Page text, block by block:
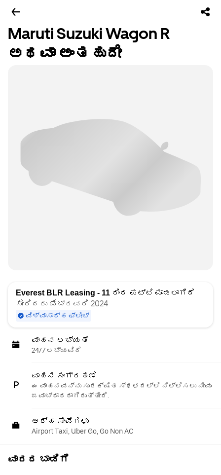
Maruti Suzuki Wagon R
ಅಥವಾ ಅಂತಹುದೇ
Everest BLR Leasing - 11 ರಿಂದ ಪಟ್ಟಿ ಮಾಡಲಾಗಿದೆ
ಸೇರಿದರು ಫೆಬ್ರವರಿ 2024
ವಿಶ್ವಾಸಾರ್ಹ ಫ್ಲೀಟ್
ವಾಹನ ಲಭ್ಯತೆ
24/7 ಲಭ್ಯವಿದೆ
ವಾಹನ ಸಂಗ್ರಹಣೆ
ಈ ವಾಹನವನ್ನು ಸುರಕ್ಷಿತ ಸ್ಥಳದಲ್ಲಿ ನಿಲ್ಲಿಸಲು ನೀವು
ಜವಾಬ್ದಾರರಾಗಿರುತ್ತೀರಿ.
ಅರ್ಹ ಸೇವೆಗಳು
Airport Taxi, Uber Go, Go Non AC
ವಾರದ ಬಾಡಿಗೆ